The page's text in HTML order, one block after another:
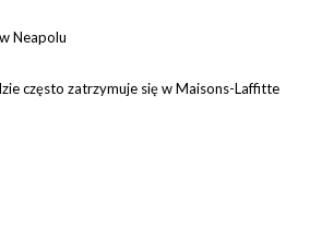
Neapolu
często zatrzymuje się w Maisons-Laffitte